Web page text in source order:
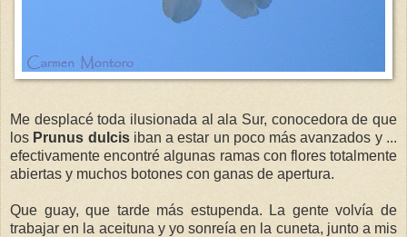
Me desplacé toda ilusionada al ala Sur, conocedora de que
los Prunus dulcisiban a estar un poco más avanzados y ...
efectivamente encontré algunas ramas con flores totalmente
abiertas y muchos botones con ganas de apertura.
Que guay, que tarde más estupenda. La gente volvía de
trabajar en la aceituna y yo sonreía en la cuneta, junto a mis